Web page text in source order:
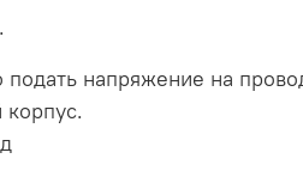
напряжение на